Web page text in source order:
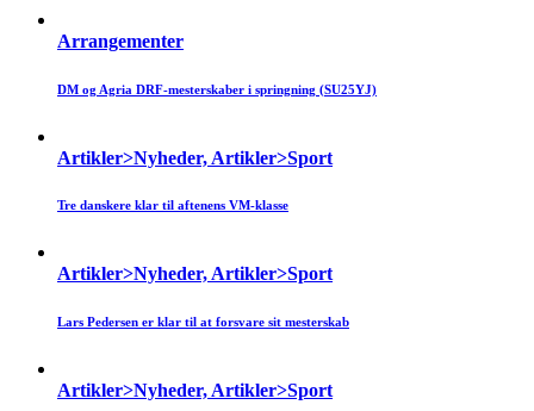
Arrangementer
DM og Agria DRF-mesterskaber i springning (SU25YJ)
Artikler>Nyheder, Artikler>Sport
Tre danskere klar til aftenens VM-klasse
Artikler>Nyheder, Artikler>Sport
Lars Pedersen er klar til at forsvare sit mesterskab
Artikler>Nyheder, Artikler>Sport